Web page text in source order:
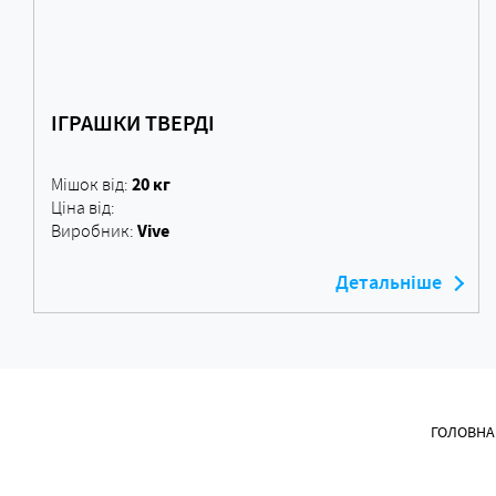
ІГРАШКИ ТВЕРДІ
Мішок від: 20 кг
Ціна від:
Виробник: Vive
Детальніше
ГОЛОВНА